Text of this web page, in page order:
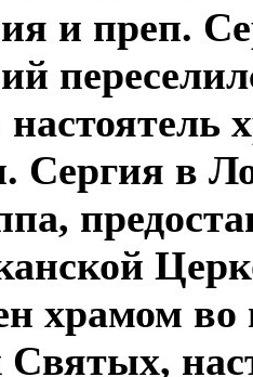
и преп.
Сергия в
храмом
Святых,